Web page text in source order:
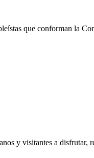
que conforman la
y visitantes a disfrutar,